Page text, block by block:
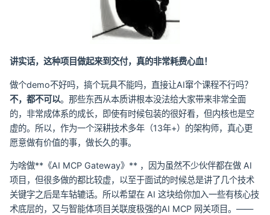
讲实话，这种项目做起来到交付，真的非常耗费心血！
做个demo不好吗，搞个玩具不能吗，直接让AI窜个课程不行吗？
不，都不可以。那些东西从本质讲根本没法给大家带来非常全面
的，非常成体系的成长，即使有时候包装的很好看，但内核也是空
虚的。所以，作为一个深耕技术多年（13年+）的架构师，真心更
愿意做有价值的事，做长久的事。
为啥做**《AI MCP Gateway》** ，因为虽然不少伙伴都在做 AI
项目，但很多做的都比较虚，以至于面试的时候总是讲了几个技术
关键字之后是车轱辘话。所以希望在 AI 这块给你加入一些有核心技
术底层的，又与智能体项目关联度极强的AI MCP 网关项目。——